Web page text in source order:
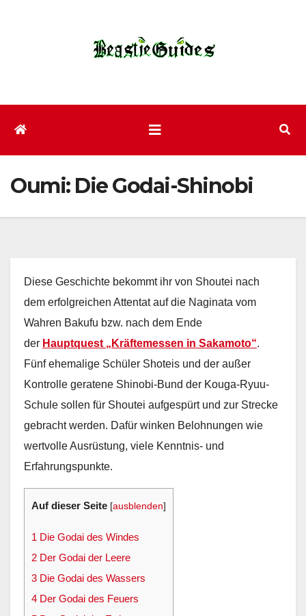
Oumi: Die Godai-Shinobi
Diese Geschichte bekommt ihr von Shoutei nach
dem erfolgreichen Attentat auf die Naginata vom
Wahren Bakufu bzw. nach dem Ende
der Hauptquest „Kräftemessen in Sakamoto“.
Fünf ehemalige Schüler Shoteis und der außer
Kontrolle geratene Shinobi-Bund der Kouga-Ryuu-
Schule sollen für Shoutei aufgespürt und zur Strecke
gebracht werden. Dafür winken Belohnungen wie
wertvolle Ausrüstung, viele Kenntnis- und
Erfahrungspunkte.
Auf dieser Seite [ausblenden]
1 Die Godai des Windes
2 Der Godai der Leere
3 Die Godai des Wassers
4 Der Godai des Feuers